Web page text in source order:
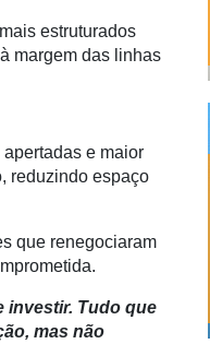
estruturados
margem das linhas
e maior
reduzindo espaço
que renegociaram
investir. Tudo que
mas não